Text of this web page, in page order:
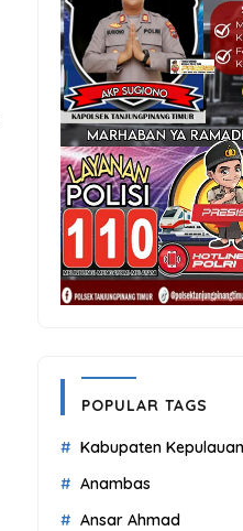
POPULAR TAGS
Kabupaten
Anambas
Ansar Ahmad